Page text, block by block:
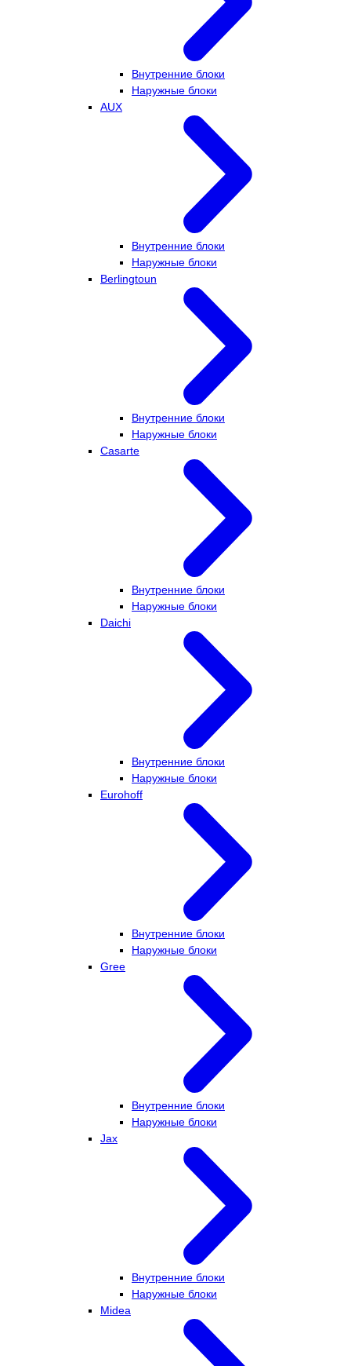
Внутренние блоки
Наружные блоки
AUX
Внутренние блоки
Наружные блоки
Berlingtoun
Внутренние блоки
Наружные блоки
Casarte
Внутренние блоки
Наружные блоки
Daichi
Внутренние блоки
Наружные блоки
Eurohoff
Внутренние блоки
Наружные блоки
Gree
Внутренние блоки
Наружные блоки
Jax
Внутренние блоки
Наружные блоки
Midea